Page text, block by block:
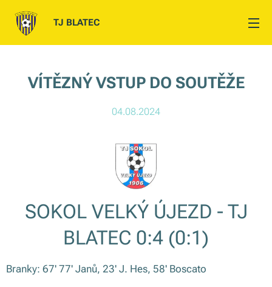
TJ BLATEC
VÍTĚZNÝ VSTUP DO SOUTĚŽE
04.08.2024
SOKOL VELKÝ ÚJEZD - TJ
BLATEC 0:4 (0:1)
Branky: 67' 77' Janů, 23' J. Hes, 58' Boscato